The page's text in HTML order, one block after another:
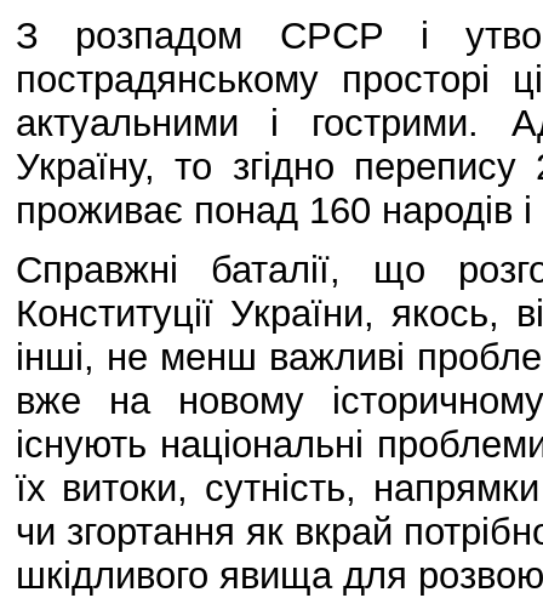
З розпадом СРСР і
пострадянському
актуальними і гострими.
Україну, то згідно перепису
проживає понад 160 народів
Справжні баталії, що
Конституції України, якось,
інші, не менш важливі
вже на новому
існують національні
їх витоки, сутність,
чи згортання як вкрай
шкідливого явища для